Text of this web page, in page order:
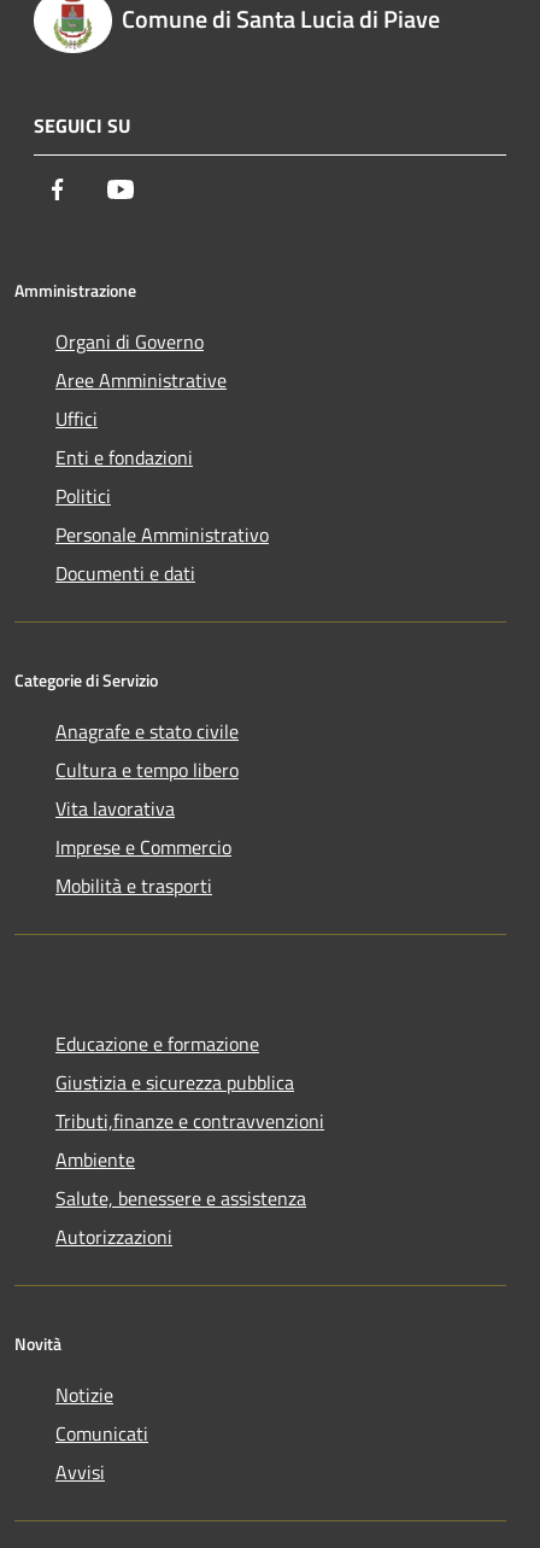
Comune di Santa Lucia di Piave
SEGUICI SU
Facebook
Amministrazione
Organi di Governo
Aree Amministrative
Uffici
Enti e fondazioni
Politici
Personale Amministrativo
Documenti e dati
Categorie di Servizio
Anagrafe e stato civile
Cultura e tempo libero
Vita lavorativa
Imprese e Commercio
Mobilità e trasporti
Educazione e formazione
Giustizia e sicurezza pubblica
Tributi,finanze e contravvenzioni
Ambiente
Salute, benessere e assistenza
Autorizzazioni
Novità
Notizie
Comunicati
Avvisi